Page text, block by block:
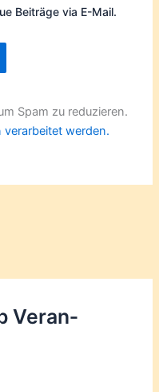
Beiträge via E-Mail.
Spam zu reduzieren.
verarbeitet werden.
Veran­